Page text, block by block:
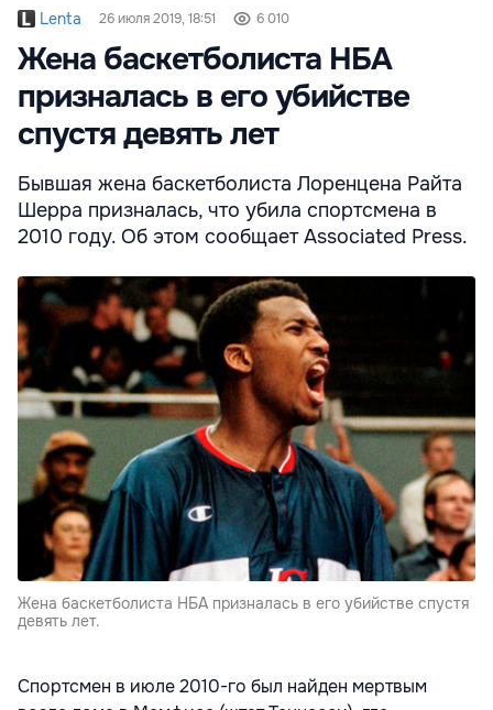
Lenta 26 июля 2019, 18:51 6 010
Жена баскетболиста НБА
призналась в его убийстве
спустя девять лет
Бывшая жена баскетболиста Лоренцена Райта
Шерра призналась, что убила спортсмена в
2010 году. Об этом сообщает Associated Press.
Жена баскетболиста НБА призналась в его убийстве спустя
девять лет.
Спортсмен в июле 2010-го был найден мертвым